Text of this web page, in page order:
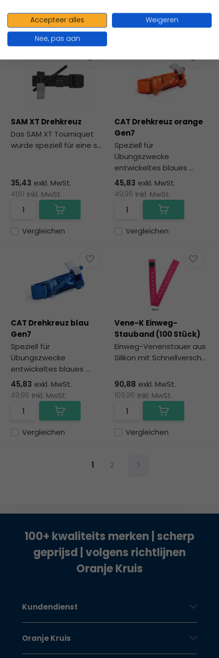
Vergleichen Vergleichen
SAM XT Drehkreuz
Das SAM XT Tourniquet
wurde speziell für eine s...
Vergleichen
35,43 exkl. MwSt.
41,51 Inkl. MwSt.
CAT Drehkreuz orange
Gen7
Speziell für
Übungszwecke
entwickeltes blaues ...
Vergleichen
45,83 exkl. MwSt.
49,96 Inkl. MwSt.
CAT Drehkreuz blau
Gen7
Speziell für
Übungszwecke
entwickeltes blaues ...
Vergleichen
45,83 exkl. MwSt.
49,95 Inkl. MwSt.
Vene-K Einweg-
Stauband (100 Stück)
Einweg-Venenstauer aus
Silikon mit Schnellversch...
Vergleichen
90,88 exkl. MwSt.
109,96 Inkl. MwSt.
1 2
100+ kwaliteits merken | scherp
geprijsd | volgens richtlijnen
Oranje Kruis
Kundendienst
Oranje Kruis
Accepteer alles
Weigeren
Nee, pas aan